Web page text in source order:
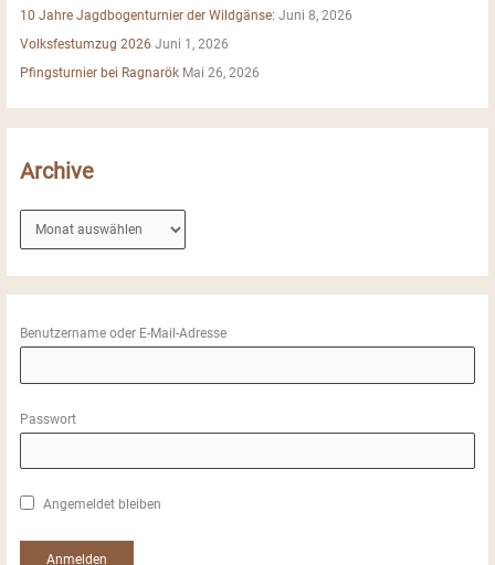
10 Jahre Jagdbogenturnier der Wildgänse: Juni 8, 2026
Volksfestumzug 2026 Juni 1, 2026
Pfingsturnier bei Ragnarök Mai 26, 2026
Archive
r
h
v
Benutzername oder E-Mail-Adresse
Passwort
Angemeldet bleiben